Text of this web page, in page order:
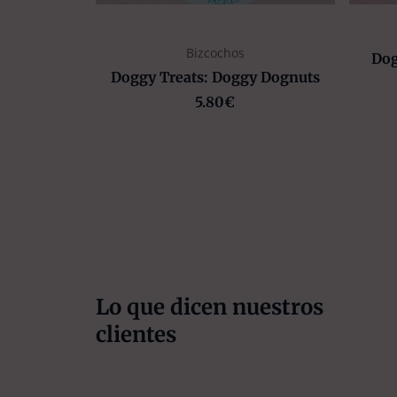
Bizcochos
Doggy Treats: Doggy Dognuts
5.80€
Lo que dicen nuestros
clientes